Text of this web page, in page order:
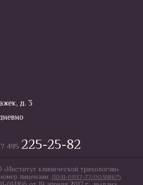
д. 3
495 225-25-82
клинической трихологии»
лицензии: Л041-01137-77/00368675